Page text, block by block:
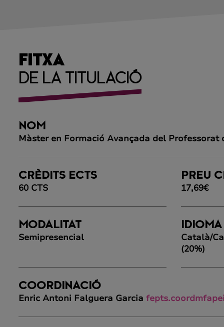
FITXA
DE LA TITULACIÓ
NOM
Màster en Formació Avançada del
CRÈDITS ECTS
60 CTS
PREU
17,69€
MODALITAT
Semipresencial
Català/
(20%)
COORDINACIÓ
Enric Antoni Falguera Garcia